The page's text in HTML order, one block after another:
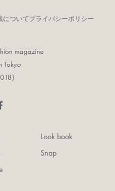
についてプライバシーポリシー
magazine
Tokyo
Look book
Snap